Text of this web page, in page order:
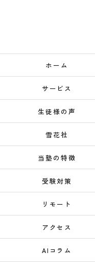
ホーム
サービス
生徒様の声
雪花社
当塾の特徴
受験対策
リモート
アクセス
AIコラム